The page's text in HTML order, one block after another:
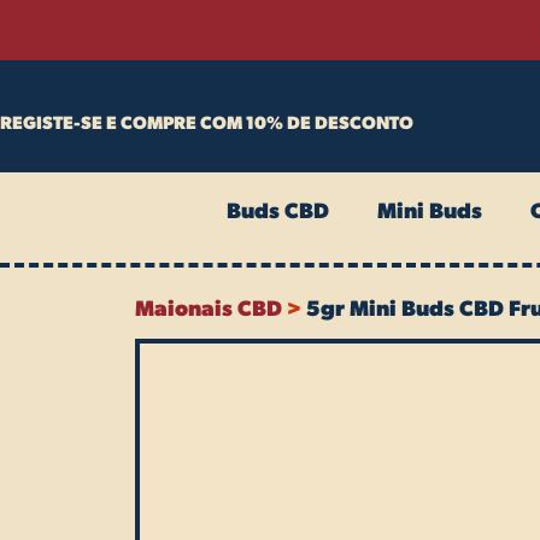
REGISTE-SE E COMPRE COM 10% DE DESCONTO
Buds CBD Mini Buds
Maionais CBD > 5gr Mini Buds CBD